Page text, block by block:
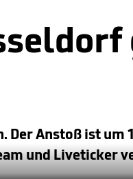
Anstoß ist um
und Liveticker